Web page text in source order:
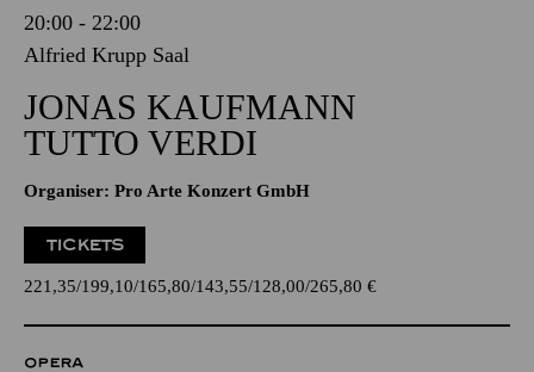
20:00 - 22:00
Alfried Krupp Saal
JONAS KAUFMANN
TUTTO VERDI
Organiser: Pro Arte Konzert GmbH
TICKETS
221,35 199,10 165,80 143,55 128,00 265,80 €
OPERA